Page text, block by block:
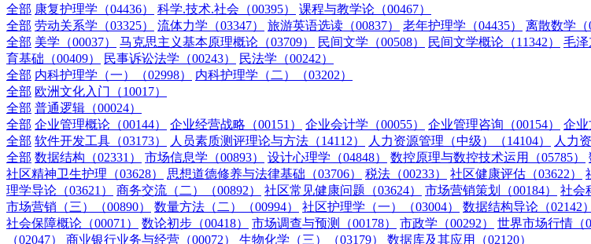
全部 康复护理学（04436） 科学.技术.社会（00395）
课程与教学论（00467）
全部 劳动关系学（03325） 流体力学（03347） 旅游英语选读（00837） 老年护理学（04435） 离散数学（
全部 美学（00037） 马克思主义基本原理概论（03709） 民间文学（00508） 民间文学概论（11342） 毛泽
育基础（00409）
民事诉讼法学（00243）
民法学（00242）
全部 内科护理学（一）（02998）
内科护理学（二）（03202）
全部 欧洲文化入门（10017）
全部 普通逻辑（00024）
全部 企业管理概论（00144） 企业经营战略（00151） 企业会计学（00055） 企业管理咨询（00154）
企业
全部 软件开发工具（03173） 人员素质测评理论与方法（14112） 人力资源管理（中级）（14104） 人力
全部 数据结构（02331） 市场信息学（00893） 设计心理学（04848） 数控原理与数控技术运用（05785）
社区精神卫生护理（03628）
思想道德修养与法律基础（03706） 税法（00233） 社区健康评估（03622）
理学导论（03621）
商务交流（二）（00892） 社区常见健康问题（03624） 市场营销策划（00184） 社会
市场营销（三）（00890）
数量方法（二）（00994） 社区护理学（一）（03004） 数据结构导论（02142）
社会保障概论（00071）
数论初步（00418） 市场调查与预测（00178） 市政学（00292） 世界市场行情（
（02047）
商业银行业务与经营（00072） 生物化学（三）（03179）
数据库及其应用（02120）